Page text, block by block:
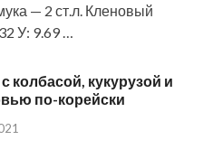
— 2 ст.л. Кленовый
У: 9.69 …
колбасой, кукурузой и
по-корейски